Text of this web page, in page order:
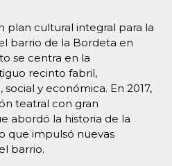
plan cultural integral para la
barrio de la Bordeta en
se centra en la
recinto fabril,
y económica. En 2017,
teatral con gran
abordó la historia de la
que impulsó nuevas
barrio.